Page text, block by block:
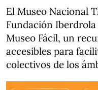
El Museo Nacional
Fundación
Museo Fácil, un
accesibles para
colectivos de los